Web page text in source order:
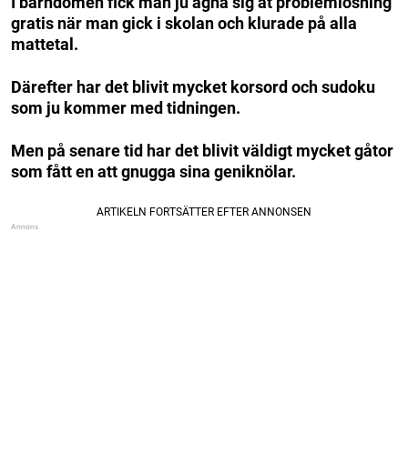
gratis när man gick i skolan och klurade på alla
mattetal.
Därefter har det blivit mycket korsord och sudoku
som ju kommer med tidningen.
Men på senare tid har det blivit väldigt mycket gåtor
som fått en att gnugga sina geniknölar.